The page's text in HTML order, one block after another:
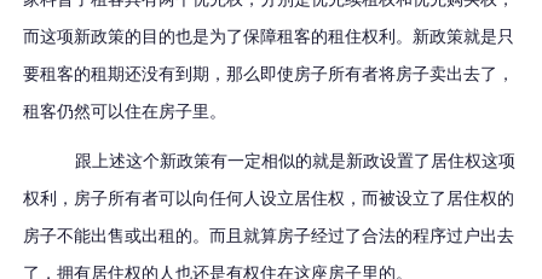
而这项新政策的目的也是为了保障租客的租住权利。新政策就是只
要租客的租期还没有到期，那么即使房子所有者将房子卖出去了，
租客仍然可以住在房子里。
跟上述这个新政策有一定相似的就是新政设置了居住权这项
权利，房子所有者可以向任何人设立居住权，而被设立了居住权的
房子不能出售或出租的。而且就算房子经过了合法的程序过户出去
了，拥有居住权的人也还是有权住在这座房子里的。